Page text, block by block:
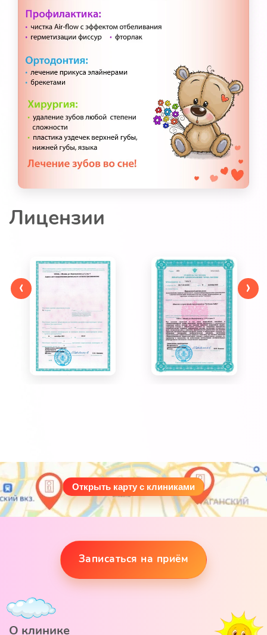
Лицензии
‹ ›
Открыть карту с клиниками
Записаться на приём
О клинике